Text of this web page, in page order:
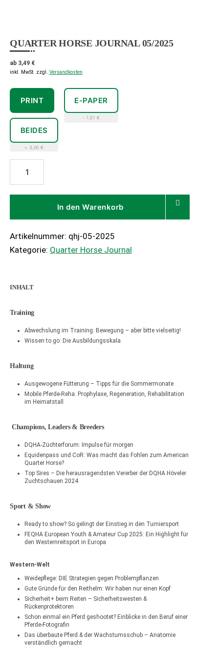
QUARTER HORSE JOURNAL 05/2025
ab 3,49 €
inkl. MwSt. zzgl. Versandkosten
PRINT E-PAPER
- 1,51 €
BEIDES
+ 3,00 €
Menge
In den Warenkorb
Artikelnummer: qhj-05-2025
Kategorie: Quarter Horse Journal
INHALT
Training
Abwechslung im Training: Bewegung – aber bitte vielseitig!
Wissen to go: Die Ausbildungsskala
Haltung
Ausgewogene Fütterung – Tipps für die Sommermonate
Mobile Pferde-Reha: Prophylaxe, Regeneration, Rehabilitation
im Heimatstall
Champions, Leaders & Breeders
DQHA-Züchterforum: Impulse für morgen
Equidenpass und CoR: Was macht das Fohlen zum American
Quarter Horse?
Top Sires – Die herausragendsten Vererber der DQHA Höveler
Zuchtschauen 2024
Sport & Show
Ready to show? So gelingt der Einstieg in den Turniersport
FEQHA European Youth & Amateur Cup 2025: Ein Highlight für
den Westernreitsport in Europa
Western-Welt
Weidepflege: DIE Strategien gegen Problempflanzen
Gute Gründe für den Reithelm: Wir haben nur einen Kopf
Sicherheit+ beim Reiten – Sicherheitswesten &
Rückenprotektoren
Schon einmal ein Pferd geshootet? Einblicke in den Beruf einer
Pferde-Fotografin
Das überbaute Pferd & der Wachstumsschub – Anatomie
verständlich gemacht